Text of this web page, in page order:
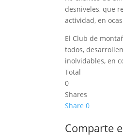
desniveles, que
actividad, en
El Club de
todos,
inolvidables, en
Total
0
Shares
Share 0
Comparte